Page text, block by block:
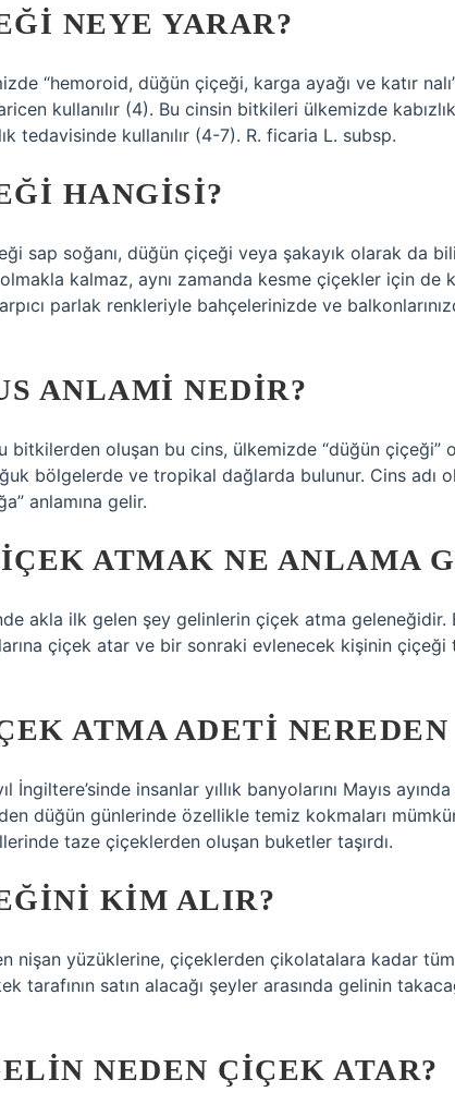
NEYE YARAR?
“hemoroid, düğün çiçeği, karga ayağı ve katır
kullanılır (4). Bu cinsin bitkileri ülkemizde
tedavisinde kullanılır (4-7). R. ficaria L. subsp.
HANGISI?
sap soğanı, düğün çiçeği veya şakayık olarak da
kalmaz, aynı zamanda kesme çiçekler için de
parlak renkleriyle bahçelerinizde ve
ANLAMI NEDIR?
bitkilerden oluşan bu cins, ülkemizde “düğün çiçeği”
bölgelerde ve tropikal dağlarda bulunur. Cins adı
anlamına gelir.
ATMAK NE ANLAMA
akla ilk gelen şey gelinlerin çiçek atma geleneğidir.
çiçek atar ve bir sonraki evlenecek kişinin çiçeği
ATMA ADETI
İngiltere’sinde insanlar yıllık banyolarını Mayıs
düğün günlerinde özellikle temiz kokmaları
taze çiçeklerden oluşan buketler taşırdı.
KIM ALIR?
nişan yüzüklerine, çiçeklerden çikolatalara kadar
tarafının satın alacağı şeyler arasında gelinin
NEDEN ÇIÇEK ATAR?